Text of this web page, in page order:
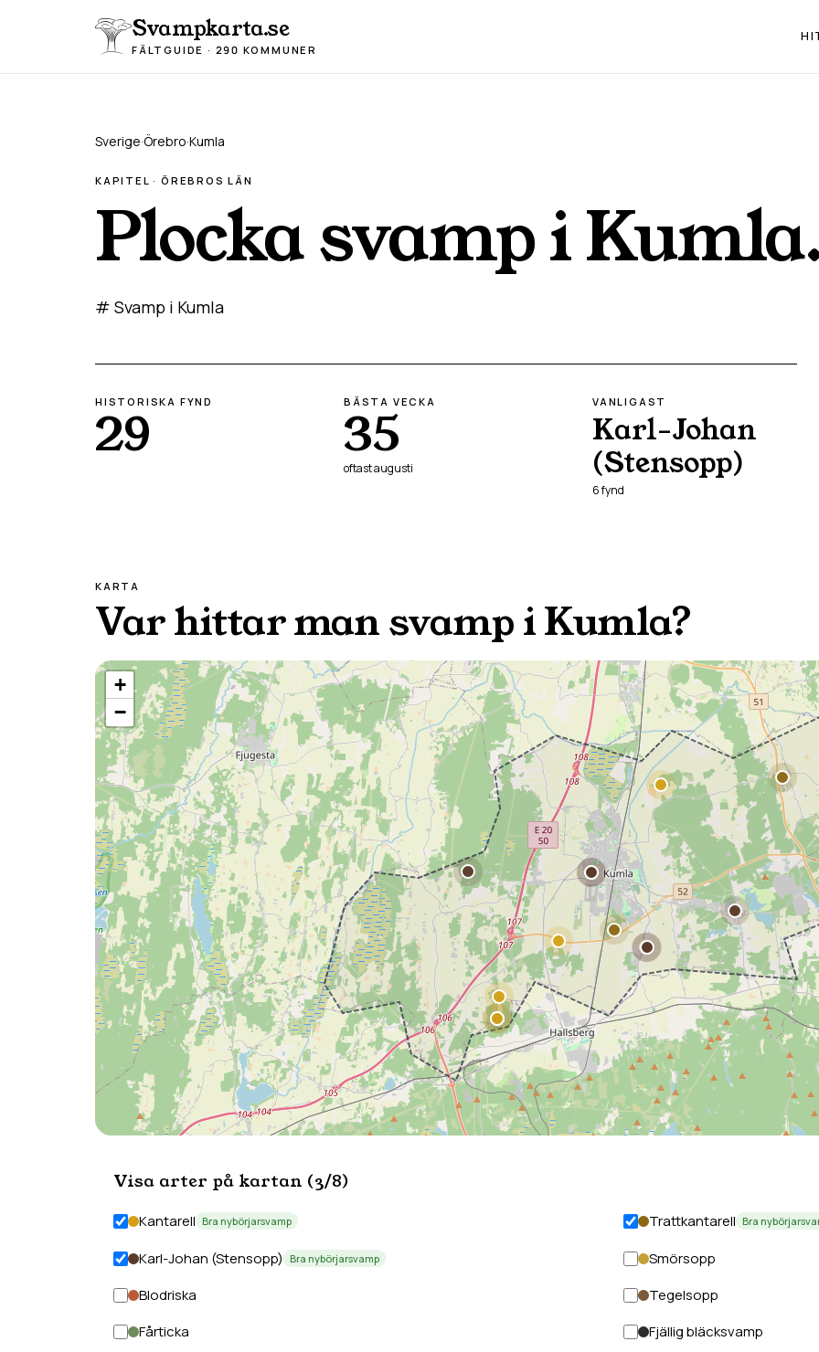
Svampkarta.se
FÄLTGUIDE · 290 KOMMUNER
Sverige·Örebro·Kumla
KAPITEL · ÖREBRO S LÄN
Plocka svamp iKumla
# Svamp i Kumla
HISTORISKA FYND
29
BÄSTA VECKA
35
oftastaugusti
VANLIGAST
Karl-Johan
(Stensopp)
6fynd
KARTA
Var hittar man svamp iKumla?
+
−
Visa arter på kartan (3/8)
Kantarell Bra nybörjarsvamp Trattkantarell Bra
Karl-Johan (Stensopp) Bra nybörjarsvamp
Smörsopp
Blodriska
Tegelsopp
Fårticka
Fjällig bläcksvamp